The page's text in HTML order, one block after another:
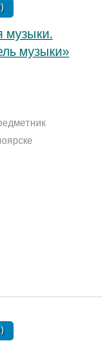
музыки.
музыки»